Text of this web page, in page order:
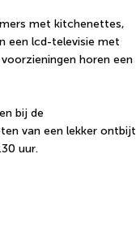
met kitchenettes,
een lcd-televisie met
horen een
bij de
van een lekker ontbijt
uur.